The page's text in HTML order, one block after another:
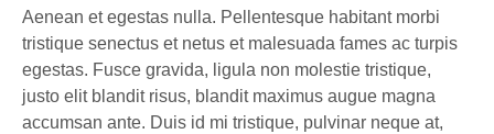
Aenean et egestas nulla. Pellentesque habitant morbi
tristique senectus et netus et malesuada fames ac turpis
egestas. Fusce gravida, ligula non molestie tristique,
justo elit blandit risus, blandit maximus augue magna
accumsan ante. Duis id mi tristique, pulvinar neque at,